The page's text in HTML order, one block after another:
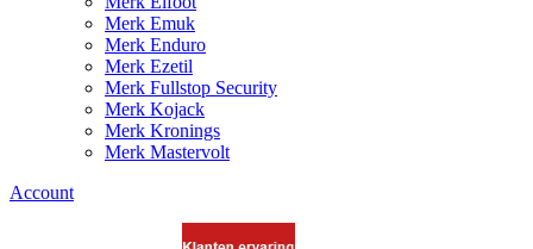
Merk Emuk
Merk Enduro
Merk Ezetil
Merk Fullstop Security
Merk Kojack
Merk Kronings
Merk Mastervolt
Account